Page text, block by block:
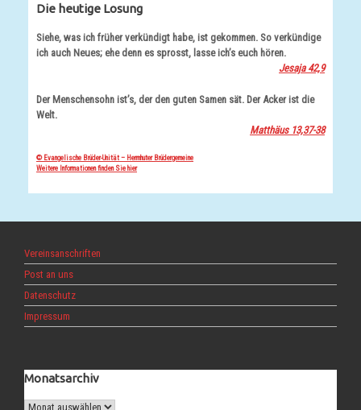
Die heutige Losung
Siehe, was ich früher verkündigt habe, ist gekommen. So verkündige
ich auch Neues; ehe denn es sprosst, lasse ich’s euch hören.
Jesaja 42,9
Der Menschensohn ist’s, der den guten Samen sät. Der Acker ist die
Welt.
Matthäus 13,37-38
© Evangelische Brüder-Unität – Herrnhuter Brüdergemeine
Weitere Informationen finden Sie hier
Vereinsanschriften
Post an uns
Datenschutz
Impressum
Monatsarchiv
Monatsarchiv